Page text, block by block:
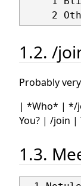
1.2. /
Probably
| *Who* | */
You? | /join |
1.3.